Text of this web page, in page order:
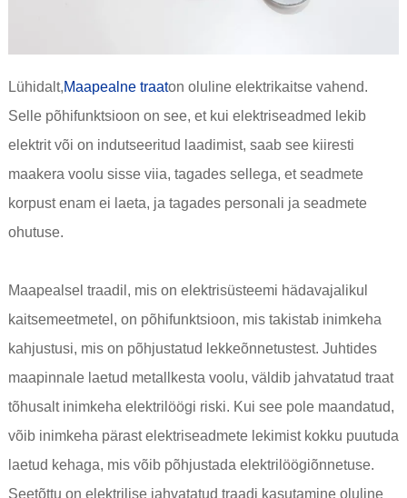
Lühidalt,Maapealne traaton oluline elektrikaitse vahend.
Selle põhifunktsioon on see, et kui elektriseadmed lekib
elektrit või on indutseeritud laadimist, saab see kiiresti
maakera voolu sisse viia, tagades sellega, et seadmete
korpust enam ei laeta, ja tagades personali ja seadmete
ohutuse.
Maapealsel traadil, mis on elektrisüsteemi hädavajalikul
kaitsemeetmetel, on põhifunktsioon, mis takistab inimkeha
kahjustusi, mis on põhjustatud lekkeõnnetustest. Juhtides
maapinnale laetud metallkesta voolu, väldib jahvatatud traat
tõhusalt inimkeha elektrilöögi riski. Kui see pole maandatud,
võib inimkeha pärast elektriseadmete lekimist kokku puutuda
laetud kehaga, mis võib põhjustada elektrilöögiõnnetuse.
Seetõttu on elektrilise jahvatatud traadi kasutamine oluline